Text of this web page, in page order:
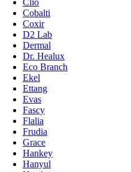
Clio
Cobalti
Coxir
D2 Lab
Dermal
Dr. Healux
Eco Branch
Ekel
Ettang
Evas
Fascy
Flalia
Frudia
Grace
Hankey
Hanyul